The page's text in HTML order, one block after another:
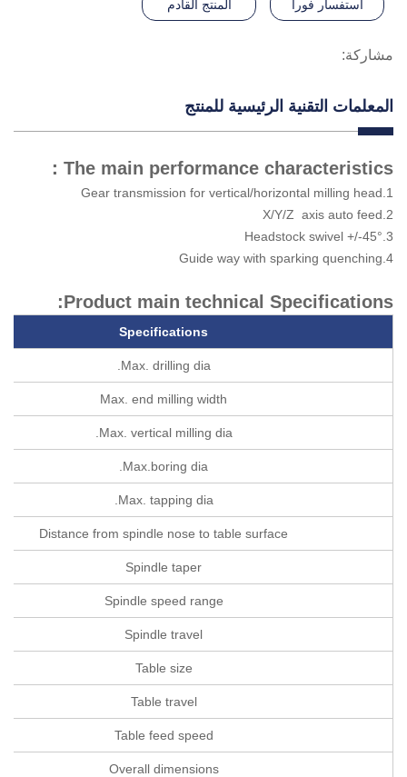
استفسار فورا المنتج القادم
مشاركة:
المعلمات التقنية الرئيسية للمنتج
The main performance characteristics：
1.Gear transmission for vertical/horizontal milling head
2.X/Y/Z axis auto feed
3.Headstock swivel +/-45°
4.Guide way with sparking quenching
Product main technical Specifications:
Specifications
Max. drilling dia.
Max. end milling width
Max. vertical milling dia.
Max.boring dia.
Max. tapping dia.
Distance from spindle nose to table surface
Spindle taper
Spindle speed range
Spindle travel
Table size
Table travel
Table feed speed
Overall dimensions